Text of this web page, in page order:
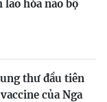
hóa não bộ
thư đầu tiên
của Nga